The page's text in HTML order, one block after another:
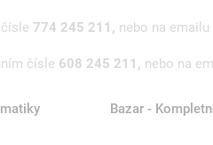
774 245 211, nebo na emailu
čísle 608 245 211, nebo na
Bazar -